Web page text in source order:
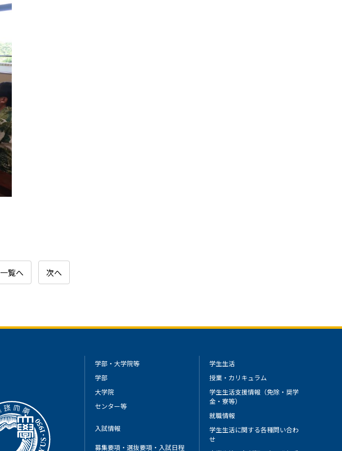
一覧へ 次へ
学部・大学院等
学部
大学院
センター等
入試情報
募集要項・選抜要項・入試日程
学生生活
授業・カリキュラム
学生生活支援情報（免除・奨学
金・寮等）
就職情報
学生生活に関する各種問い合わ
せ